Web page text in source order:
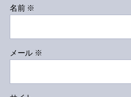
名前 ※
メール ※